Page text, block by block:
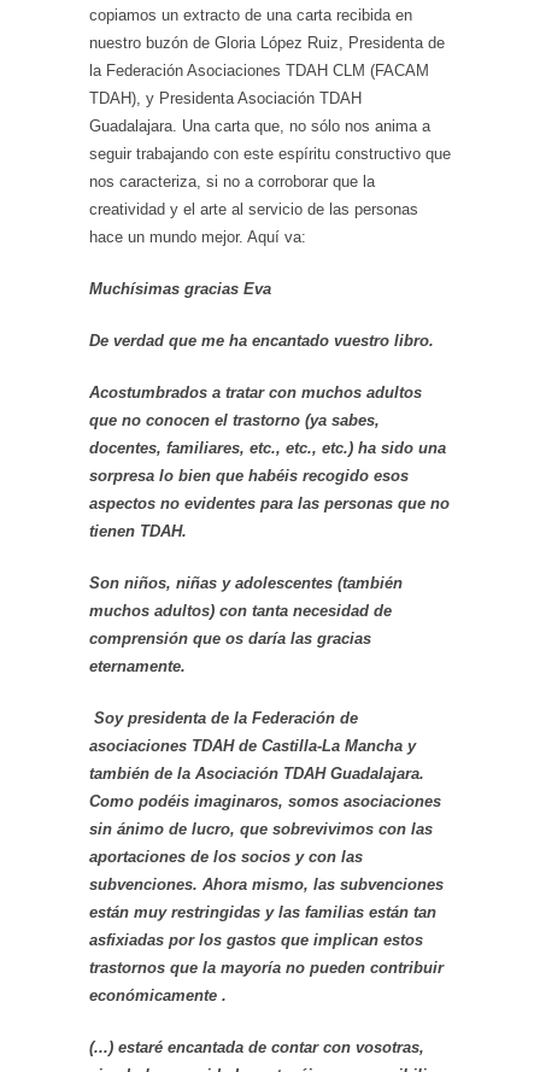
copiamos un extracto de una carta recibida en
nuestro buzón de Gloria López Ruiz, Presidenta de
la Federación Asociaciones TDAH CLM (FACAM
TDAH), y Presidenta Asociación TDAH
Guadalajara. Una carta que, no sólo nos anima a
seguir trabajando con este espíritu constructivo que
nos caracteriza, si no a corroborar que la
creatividad y el arte al servicio de las personas
hace un mundo mejor. Aquí va:
Muchísimas gracias Eva
De verdad que me ha encantado vuestro libro.
Acostumbrados a tratar con muchos adultos
que no conocen el trastorno (ya sabes,
docentes, familiares, etc., etc., etc.) ha sido una
sorpresa lo bien que habéis recogido esos
aspectos no evidentes para las personas que no
tienen TDAH.
Son niños, niñas y adolescentes (también
muchos adultos) con tanta necesidad de
comprensión que os daría las gracias
eternamente.
Soy presidenta de la Federación de
asociaciones TDAH de Castilla-La Mancha y
también de la Asociación TDAH Guadalajara.
Como podéis imaginaros, somos asociaciones
sin ánimo de lucro, que sobrevivimos con las
aportaciones de los socios y con las
subvenciones. Ahora mismo, las subvenciones
están muy restringidas y las familias están tan
asfixiadas por los gastos que implican estos
trastornos que la mayoría no pueden contribuir
económicamente .
(...) estaré encantada de contar con vosotras,